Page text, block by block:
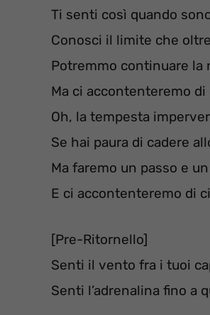
Ti senti così quando
Conosci il limite che
Potremmo continuare la
Ma ci accontenteremo
Oh, la tempesta
Se hai paura di cadere
Ma faremo un passo e
E ci accontenteremo di
[Pre-Ritornello]
Senti il ​​vento fra i tuoi
Senti l’adrenalina fino a